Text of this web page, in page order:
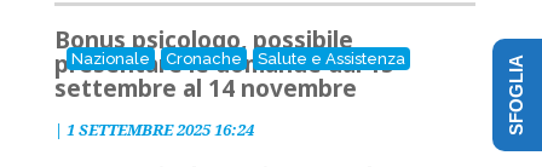
Nazionale Cronache Salute e Assistenza
Bonus psicologo, possibile
presentare le domande dal 15
settembre al 14 novembre
| 1 SETTEMBRE 2025 16:24 SFOGLIA